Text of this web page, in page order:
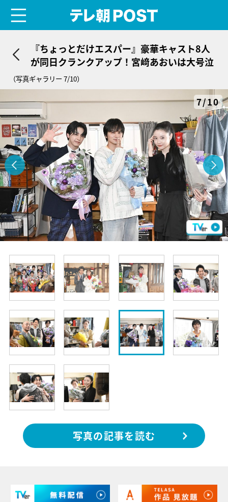
『ちょっとだけエスパー』豪華キャスト8人
が同日クランクアップ！宮﨑あおいは大号泣
（写真ギャラリー 7/10）
7/10
写真の記事を読む